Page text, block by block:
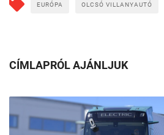
EURÓPA OLCSÓ VILLANYAUTÓ
CÍMLAPRÓL AJÁNLJUK